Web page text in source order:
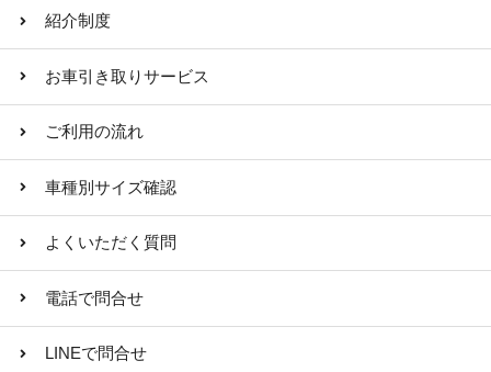
紹介制度
お車引き取りサービス
ご利用の流れ
車種別サイズ確認
よくいただく質問
電話で問合せ
LINEで問合せ